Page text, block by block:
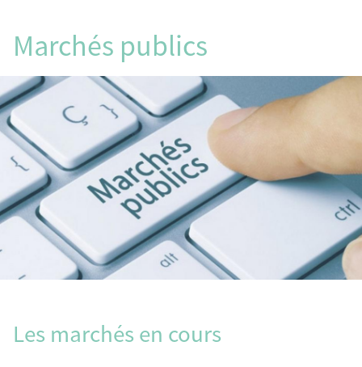
Marchés publics
Les marchés en cours